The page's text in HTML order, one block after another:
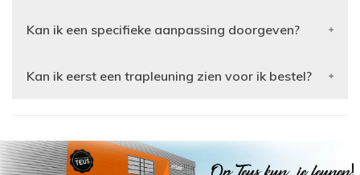
Kan ik een specifieke aanpassing doorgeven?
Kan ik eerst een trapleuning zien voor ik bestel?